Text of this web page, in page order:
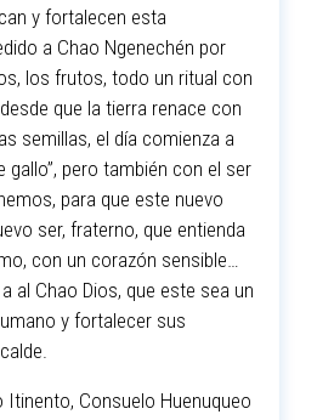
y fortalecen esta
a Chao Ngenechén por
los frutos, todo un ritual con
que la tierra renace con
semillas, el día comienza a
gallo”, pero también con el ser
para que este nuevo
ser, fraterno, que entienda
con un corazón sensible…
al Chao Dios, que este sea un
y fortalecer sus
Itinento, Consuelo Huenuqueo